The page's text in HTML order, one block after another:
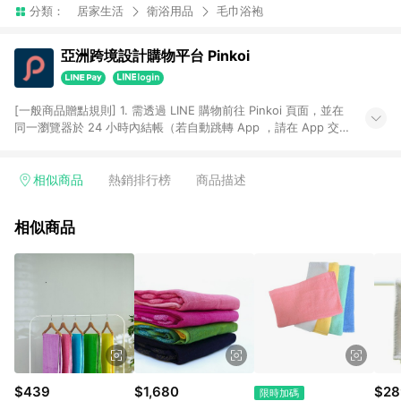
分類： 居家生活 衛浴用品 毛巾浴袍
亞洲跨境設計購物平台 Pinkoi
[一般商品贈點規則] 1. 需透過 LINE 購物前往 Pinkoi 頁面，並在
同一瀏覽器於 24 小時內結帳（若自動跳轉 App ，請在 App 交
回饋訂單不得享有 Pinkoi 站方優惠，例如首購優惠，P coins，
行為，不具贈點資格，部分退款不在此限。 6. APP 請更新至
貨後 45 天後發送。 8. 群眾募資商品，禮物卡，開館保證金，補
運費，攤位費等不具贈點資格。 9. LINE 購物站上之商品規格、
顏色、價位、贈品如與 Pinkoi 商品資訊頁及購物車不符，以
Pinkoi 購物商品資訊頁及購物車標示為準。 10. 點數紅包使用規
則請以點數紅包活動說明為準。 11. 若於 LINE 購物前往 Pinkoi
頁面後才首次下載 Pinkoi APP 並完成訂單，不符合導購資格；承
上，首次下載 Pinkoi APP 後，需透過 LINE 購物前往 Pinkoi 頁
面，方享導購資格。
相似商品 熱銷排行榜 商品描述
相似商品
$439 $1,680 限時加碼